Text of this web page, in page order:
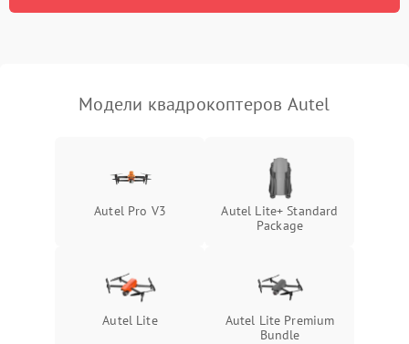
Модели квадрокоптеров Autel
Autel Pro V3
Autel Lite+ Standard
Package
Autel Lite
Autel Lite Premium
Bundle